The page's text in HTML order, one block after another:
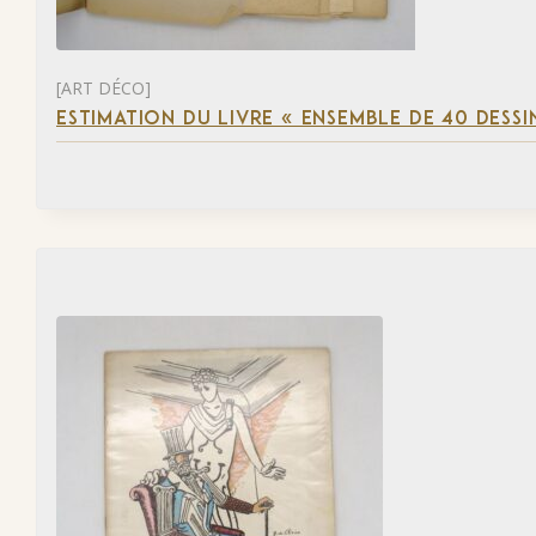
[ART DÉCO]
ESTIMATION DU LIVRE « ENSEMBLE DE 40